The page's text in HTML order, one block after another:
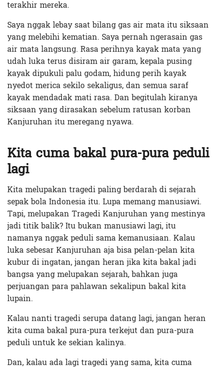
terakhir mereka.
Saya nggak lebay saat bilang gas air mata itu siksaan
yang melebihi kematian. Saya pernah ngerasain gas
air mata langsung. Rasa perihnya kayak mata yang
udah luka terus disiram air garam, kepala pusing
kayak dipukuli palu godam, hidung perih kayak
nyedot merica sekilo sekaligus, dan semua saraf
kayak mendadak mati rasa. Dan begitulah kiranya
siksaan yang dirasakan sebelum ratusan korban
Kanjuruhan itu meregang nyawa.
Kita cuma bakal pura-pura peduli
lagi
Kita melupakan tragedi paling berdarah di sejarah
sepak bola Indonesia itu. Lupa memang manusiawi.
Tapi, melupakan Tragedi Kanjuruhan yang mestinya
jadi titik balik? Itu bukan manusiawi lagi, itu
namanya nggak peduli sama kemanusiaan. Kalau
luka sebesar Kanjuruhan aja bisa pelan-pelan kita
kubur di ingatan, jangan heran jika kita bakal jadi
bangsa yang melupakan sejarah, bahkan juga
perjuangan para pahlawan sekalipun bakal kita
lupain.
Kalau nanti tragedi serupa datang lagi, jangan heran
kita cuma bakal pura-pura terkejut dan pura-pura
peduli untuk ke sekian kalinya.
Dan, kalau ada lagi tragedi yang sama, kita cuma